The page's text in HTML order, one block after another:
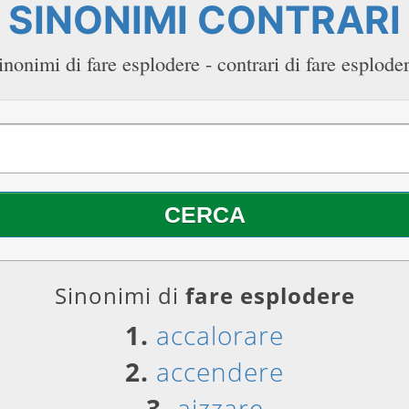
SINONIMI CONTRARI
di fare esplodere - contrari di fare
Sinonimi di fare esplodere
1. accalorare
2. accendere